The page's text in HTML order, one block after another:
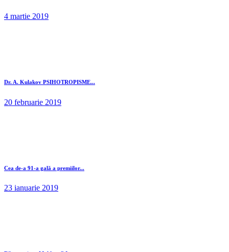
4 martie 2019
Dr. A. Kulakov PSIHOTROPISME...
20 februarie 2019
Cea de-a 91-a gală a premiilor...
23 ianuarie 2019